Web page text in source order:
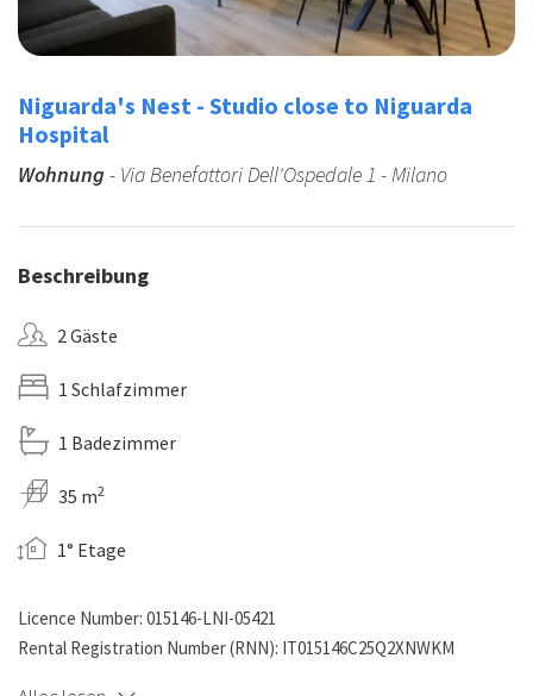
Niguarda's Nest - Studio close to Niguarda
Hospital
Wohnung- Via Benefattori Dell'Ospedale 1 - Milano
Beschreibung
2 Gäste
1 Schlafzimmer
1 Badezimmer
35 m2
1° Etage
Licence Number: 015146-LNI-05421
Rental Registration Number (RNN): IT015146C25Q2XNWKM